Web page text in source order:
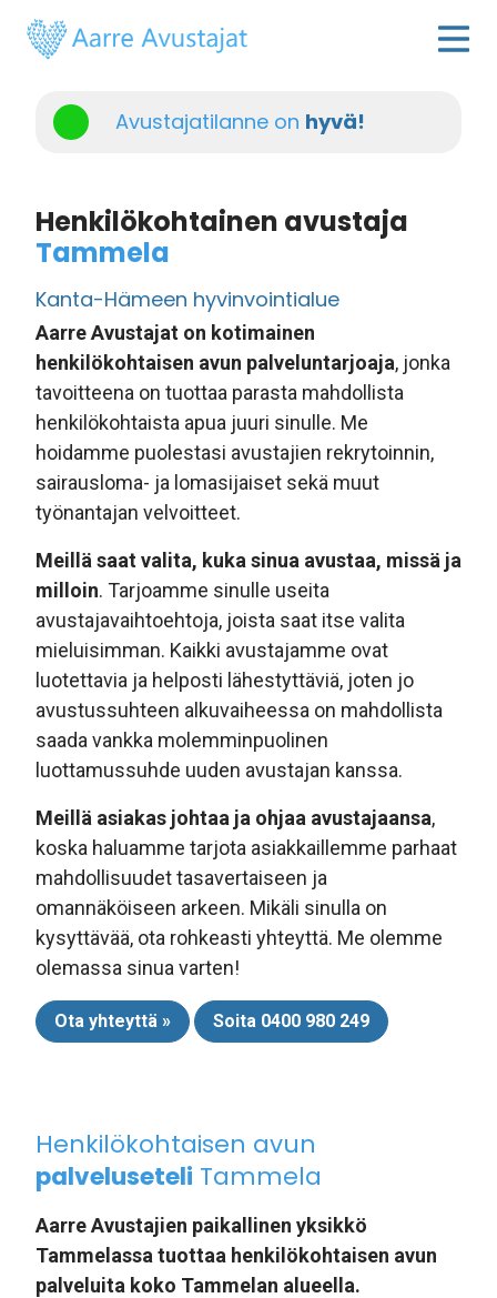
Avustajatilanne on hyvä!
Henkilökohtainen avustaja
Tammela
Kanta-Hämeen hyvinvointialue
Aarre Avustajat on kotimainen
henkilökohtaisen avun palveluntarjoaja, jonka
tavoitteena on tuottaa parasta mahdollista
henkilökohtaista apua juuri sinulle. Me
hoidamme puolestasi avustajien rekrytoinnin,
sairausloma- ja lomasijaiset sekä muut
työnantajan velvoitteet.
Meillä saat valita, kuka sinua avustaa, missä ja
milloin. Tarjoamme sinulle useita
avustajavaihtoehtoja, joista saat itse valita
mieluisimman. Kaikki avustajamme ovat
luotettavia ja helposti lähestyttäviä, joten jo
avustussuhteen alkuvaiheessa on mahdollista
saada vankka molemminpuolinen
luottamussuhde uuden avustajan kanssa.
Meillä asiakas johtaa ja ohjaa avustajaansa,
koska haluamme tarjota asiakkaillemme parhaat
mahdollisuudet tasavertaiseen ja
omannäköiseen arkeen. Mikäli sinulla on
kysyttävää, ota rohkeasti yhteyttä. Me olemme
olemassa sinua varten!
Ota yhteyttä » Soita 0400 980 249
Henkilökohtaisen avun
palveluseteli Tammela
Aarre Avustajien paikallinen yksikkö
Tammelassa tuottaa henkilökohtaisen avun
palveluita koko Tammelan alueella.